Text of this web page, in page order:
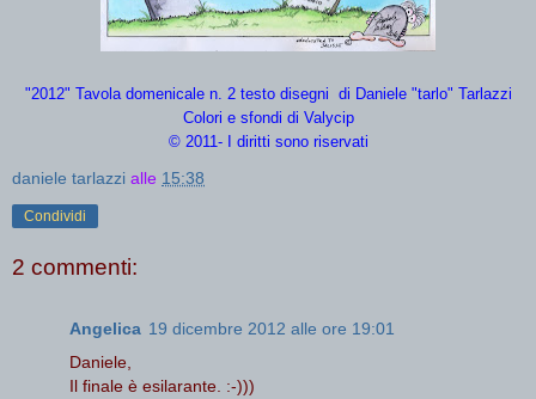
"2012" Tavola domenicale n. 2 testo disegni di Daniele "tarlo" Tarlazzi
Colori e sfondi di Valycip
© 2011- I diritti sono riservati
daniele tarlazzi alle 15:38
Condividi
2 commenti:
Angelica 19 dicembre 2012 alle ore 19:01
Daniele,
Il finale è esilarante. :-)))